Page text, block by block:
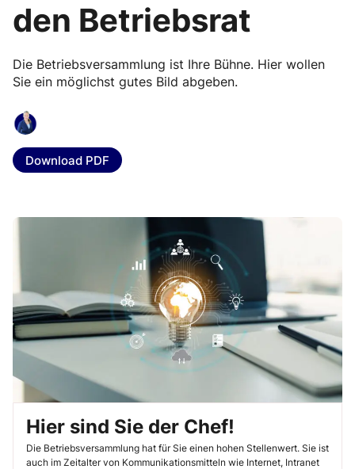
den Betriebsrat
Die Betriebsversammlung ist Ihre Bühne. Hier wollen
Sie ein möglichst gutes Bild abgeben.
Download PDF
Hier sind Sie der Chef!
Die Betriebsversammlung hat für Sie einen hohen Stellenwert. Sie ist
auch im Zeitalter von Kommunikationsmitteln wie Internet, Intranet